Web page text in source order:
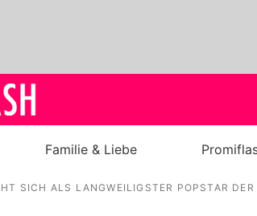
Familie & Liebe
SICH ALS LANGWEILIGSTER POPSTAR